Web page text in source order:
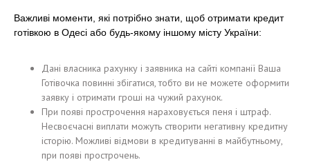
Важливі моменти, які потрібно знати, щоб отримати кредит
готівкою в Одесі або будь-якому іншому місту України:
Дані власника рахунку і заявника на сайті компанії Ваша
Готівочка повинні збігатися, тобто ви не можете оформити
заявку і отримати гроші на чужий рахунок.
При появі прострочення нараховується пеня і штраф.
Несвоєчасні виплати можуть створити негативну кредитну
історію. Можливі відмови в кредитуванні в майбутньому,
при появі прострочень.